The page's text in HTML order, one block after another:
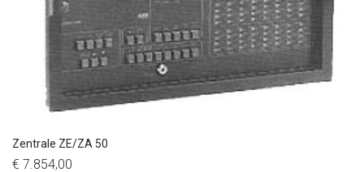
Zentrale ZE/ZA 50
€ 7.854,00